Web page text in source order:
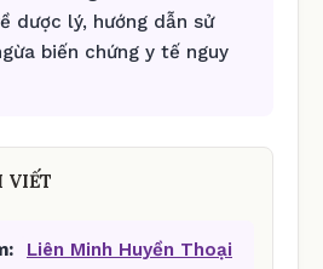
dược lý, hướng dẫn sử
biến chứng y tế nguy
VIẾT
Liên Minh Huyền Thoại